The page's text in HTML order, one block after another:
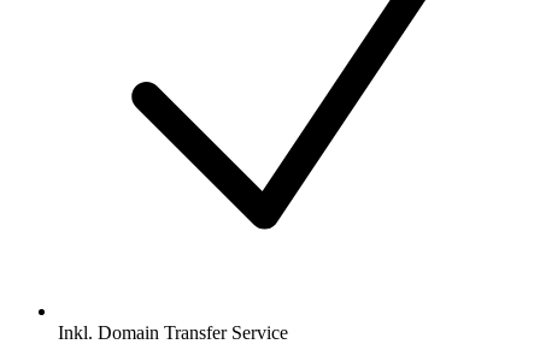
Inkl. Domain Transfer Service